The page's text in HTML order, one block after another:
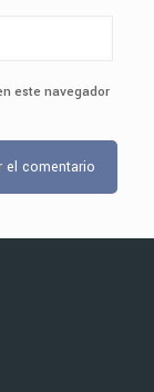
este navegador